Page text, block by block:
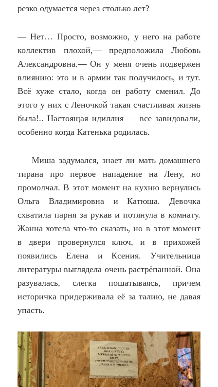
резко одумается через столько лет?
— Нет… Просто, возможно, у него на работе
коллектив плохой,— предположила Любовь
Александровна.— Он у меня очень подвержен
влиянию: это и в армии так получилось, и тут.
Всё хуже стало, когда он работу сменил. До
этого у них с Леночкой такая счастливая жизнь
была!.. Настоящая идиллия — все завидовали,
особенно когда Катенька родилась.
Миша задумался, знает ли мать домашнего
тирана про первое нападение на Лену, но
промолчал. В этот момент на кухню вернулись
Ольга Владимировна и Катюша. Девочка
схватила парня за рукав и потянула в комнату.
Жанна хотела что-то сказать, но в этот момент
в двери провернулся ключ, и в прихожей
появились Елена и Ксения. Учительница
литературы выглядела очень растрёпанной. Она
разувалась, слегка пошатываясь, причем
историчка придерживала её за талию, не давая
упасть.